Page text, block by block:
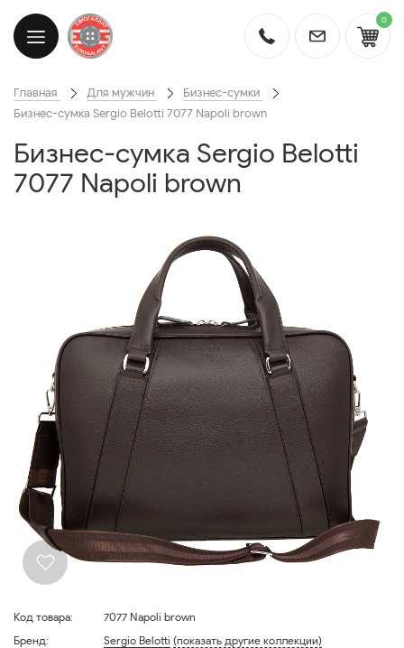
0
Главная Для мужчин
Бизнес-сумки
Бизнес-сумка Sergio Belotti 7077 Napoli brown
Бизнес-сумка Sergio Belotti
7077 Napoli brown
Код товара:
7077 Napoli brown
Бренд:
Sergio Belotti (показать другие коллекции)